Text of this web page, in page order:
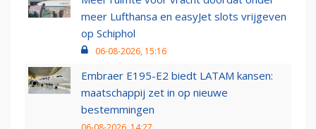
meer Lufthansa en easyJet slots vrijgeven
op Schiphol
06-08-2026, 15:16
Embraer E195-E2 biedt LATAM kansen:
maatschappij zet in op nieuwe
bestemmingen